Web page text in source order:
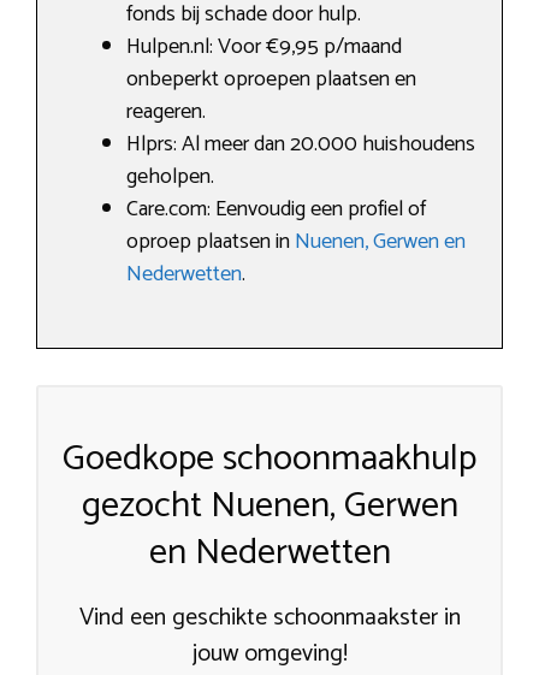
fonds bij schade door hulp.
Hulpen.nl: Voor €9,95 p/maand
onbeperkt oproepen plaatsen en
reageren.
Hlprs: Al meer dan 20.000 huishoudens
geholpen.
Care.com: Eenvoudig een profiel of
oproep plaatsen inNuenen, Gerwen en
Nederwetten.
Goedkope schoonmaakhulp
gezocht Nuenen, Gerwen
en Nederwetten
Vind een geschikte schoonmaakster in
jouw omgeving!